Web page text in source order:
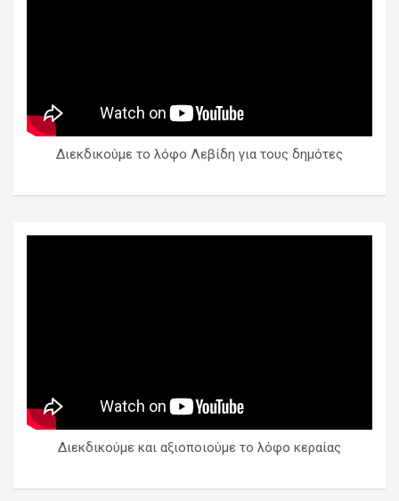
Διεκδικούμε το λόφο Λεβίδη για τους δημότες
Διεκδικούμε και αξιοποιούμε το λόφο κεραίας